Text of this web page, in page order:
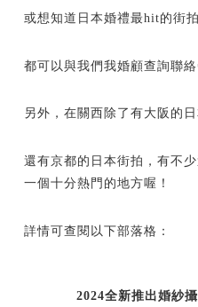
或想知道日本婚禮最hit的街拍
都可以與我們我婚顧查詢聯
另外，在關西除了有大阪的日
還有京都的日本街拍，有不
一個十分熱門的地方喔！
詳情可查閱以下部落格：
2024全新推出婚紗